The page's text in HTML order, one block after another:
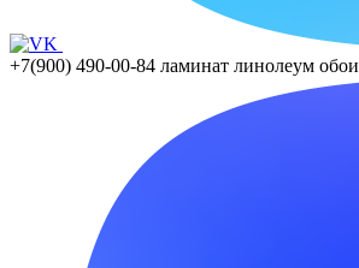
+7(900) 490-00-84 ламинат линолеум обои